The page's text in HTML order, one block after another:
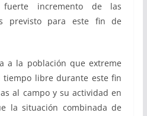
incremento de las
previsto para este fin de
a la población que extreme
tiempo libre durante este fin
al campo y su actividad en
la situación combinada de